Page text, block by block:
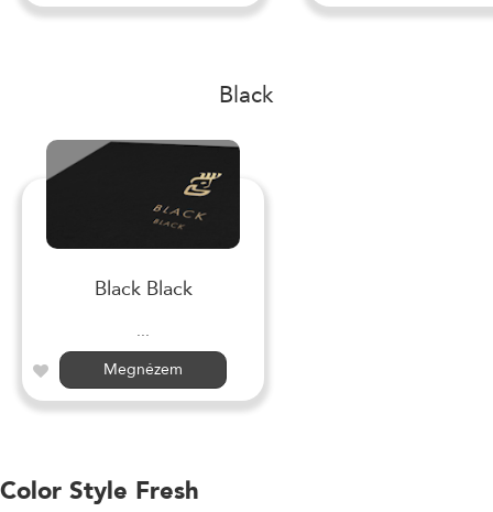
Black
Black Black
...
Megnézem
Color Style Fresh